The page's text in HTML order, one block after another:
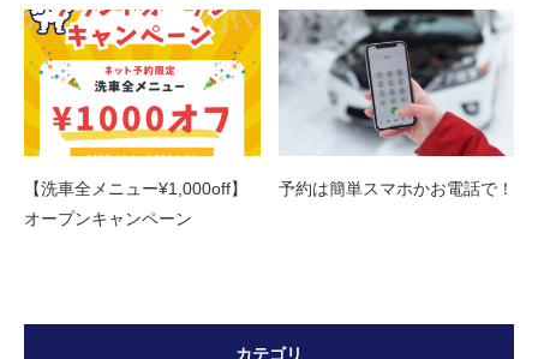
【洗車全メニュー¥1,000off】
オープンキャンペーン
予約は簡単スマホかお電話で！
カテゴリ